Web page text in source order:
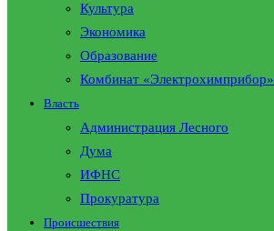
Культура
Экономика
Образование
Комбинат «Электрохимприбор»
Власть
Администрация Лесного
Дума
ИФНС
Прокуратура
Происшествия